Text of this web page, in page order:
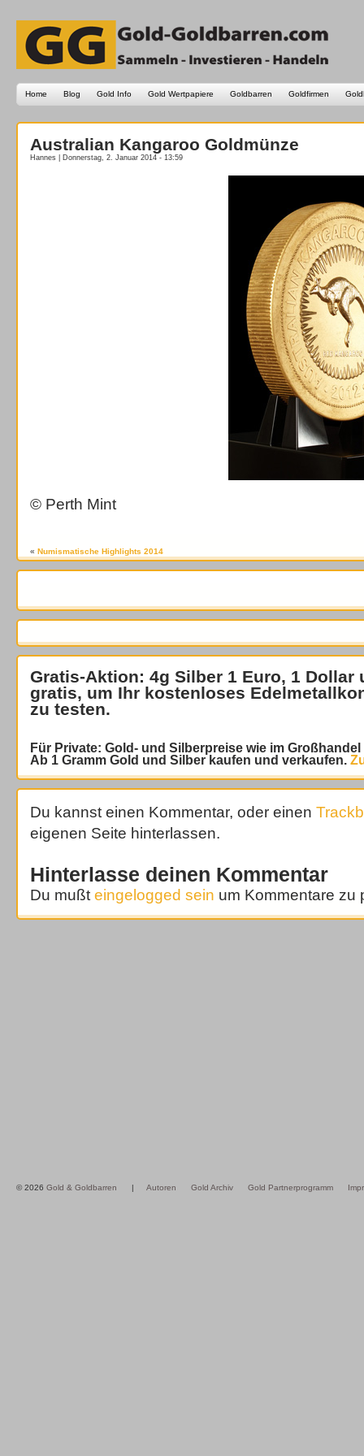
Home Blog Gold Info Gold Wertpapiere Goldbarren Goldfirmen
Australian Kangaroo Goldmünze
Hannes | Donnerstag, 2. Januar 2014 - 13:59
© Perth Mint
« Numismatische Highlights 2014
Gratis-Aktion: 4g Silber 1 Euro, 1 Dollar
gratis, um Ihr kostenloses
zu testen.
Für Private: Gold- und Silberpreise wie im
Ab 1 Gramm Gold und Silber kaufen und verkaufen.
Du kannst einen Kommentar, oder einen
eigenen Seite hinterlassen.
Hinterlasse deinen Kommentar
Du mußt eingelogged sein um Kommentare zu
© 2026 Gold & Goldbarren | Autoren Gold Archiv Gold Partnerprogramm